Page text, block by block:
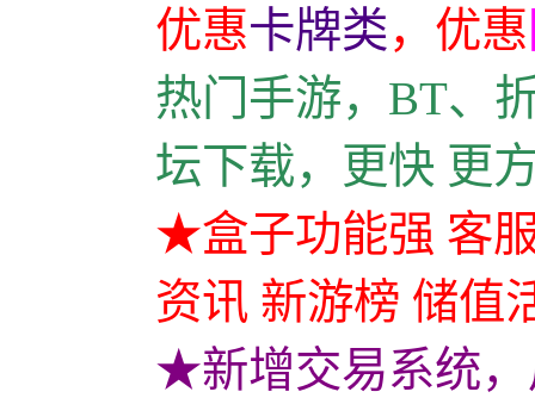
优惠卡牌类， 优惠
热门手游，BT、
坛下载，更快 更
★盒子功能强 客
资讯 新游榜 储值
★新增交易系统，